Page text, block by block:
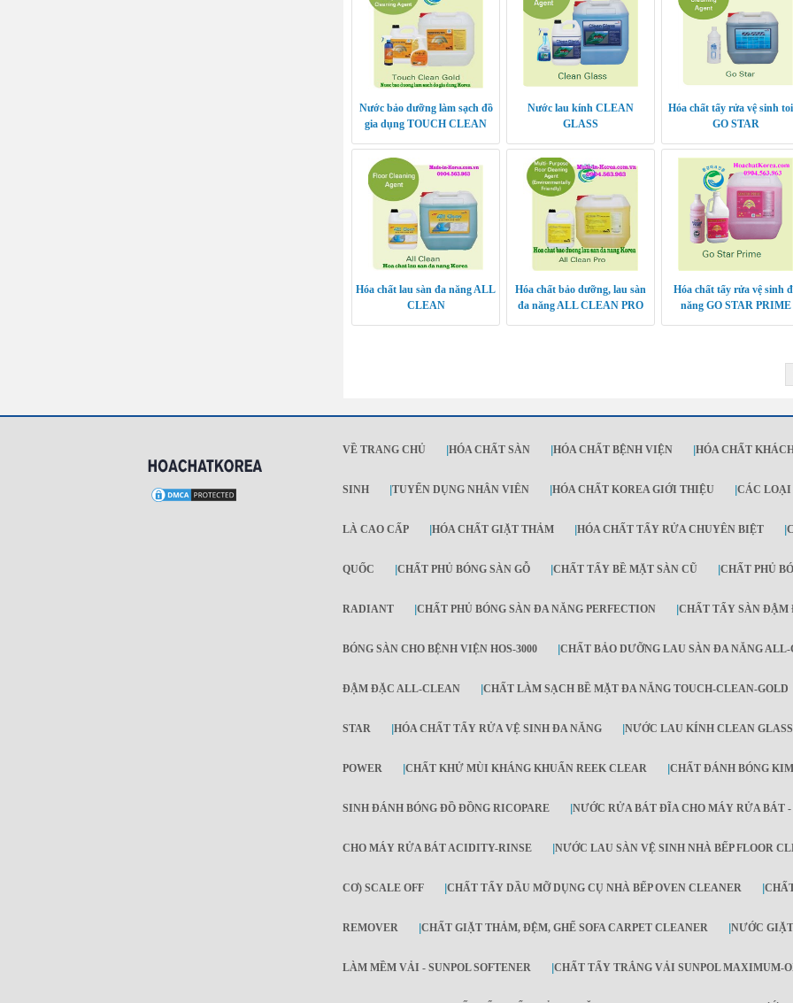
Nước bảo dưỡng làm sạch đồ
gia dụng TOUCH CLEAN
Nước lau kính CLEAN
GLASS
Hóa chất tẩy rửa vệ sinh
GO STAR
Hóa chất lau sàn đa năng ALL
CLEAN
Hóa chất bảo dưỡng, lau sàn
đa năng ALL CLEAN PRO
Hóa chất tẩy rửa vệ sinh
năng GO STAR PRIME
VỀ TRANG CHỦ HÓA CHẤT SÀN HÓA CHẤT BỆNH VIỆN HÓA CHẤT
SINH TUYỂN DỤNG NHÂN VIÊN HÓA CHẤT KOREA GIỚI THIỆU CÁC LOẠI
LÀ CAO CẤP HÓA CHẤT GIẶT THẢM HÓA CHẤT TẨY RỬA CHUYÊN BIỆT
QUỐC CHẤT PHỦ BÓNG SÀN GỖ CHẤT TẨY BỀ MẶT SÀN CŨ CHẤT PHỦ
RADIANT CHẤT PHỦ BÓNG SÀN ĐA NĂNG PERFECTION CHẤT TẨY SÀN ĐẬM
BÓNG SÀN CHO BỆNH VIỆN HOS-3000 CHẤT BẢO DƯỠNG LAU SÀN ĐA NĂNG ALL-
ĐẬM ĐẶC ALL-CLEAN CHẤT LÀM SẠCH BỀ MẶT ĐA NĂNG TOUCH-CLEAN-GOLD
STAR HÓA CHẤT TẨY RỬA VỆ SINH ĐA NĂNG NƯỚC LAU KÍNH CLEAN GLASS
POWER CHẤT KHỬ MÙI KHÁNG KHUẨN REEK CLEAR CHẤT ĐÁNH BÓNG
SINH ĐÁNH BÓNG ĐỒ ĐỒNG RICOPARE NƯỚC RỬA BÁT ĐĨA CHO MÁY RỬA BÁT -
CHO MÁY RỬA BÁT ACIDITY-RINSE NƯỚC LAU SÀN VỆ SINH NHÀ BẾP FLOOR
CƠ) SCALE OFF CHẤT TẨY DẦU MỠ DỤNG CỤ NHÀ BẾP OVEN CLEANER
REMOVER CHẤT GIẶT THẢM, ĐỆM, GHẾ SOFA CARPET CLEANER NƯỚC
LÀM MỀM VẢI - SUNPOL SOFTENER CHẤT TẨY TRẮNG VẢI SUNPOL MAXIMUM-